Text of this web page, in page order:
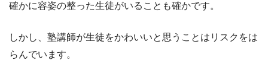
確かに容姿の整った生徒がいることも確かです。
しかし、塾講師が生徒をかわいいと思うことはリスクをは
らんでいます。